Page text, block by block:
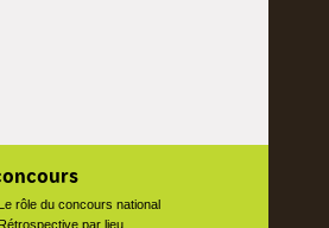
rôle du concours national
par lieu